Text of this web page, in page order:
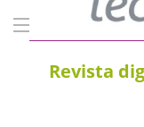
Revista